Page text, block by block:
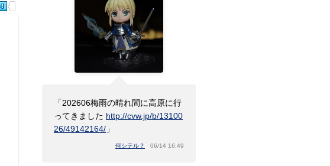
「202606梅雨の晴れ間に高原に行
ってきました http://cvw.jp/b/13100
26/49142164/ 」
何シテル？ 06/14 16:49